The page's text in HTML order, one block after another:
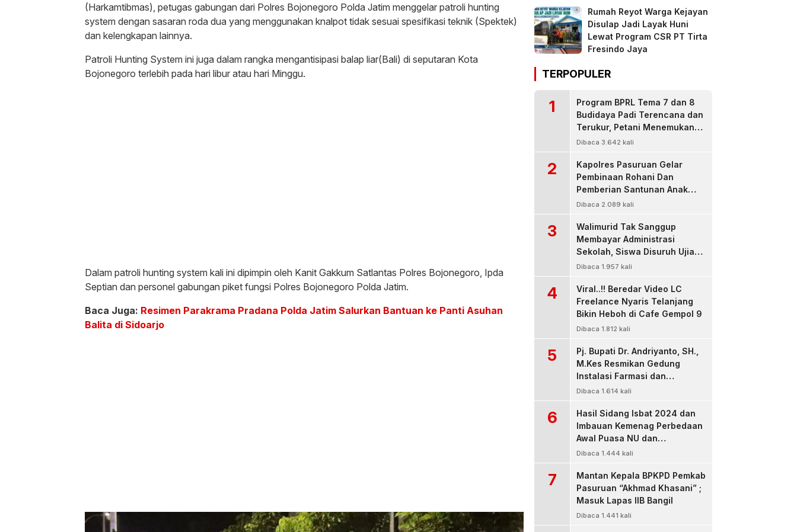
(Harkamtibmas), petugas gabungan dari Polres Bojonegoro Polda Jatim menggelar patroli hunting
system dengan sasaran roda dua yang menggunakan knalpot tidak sesuai spesifikasi teknik (Spektek)
dan kelengkapan lainnya.
Patroli Hunting System ini juga dalam rangka mengantisipasi balap liar(Bali) di seputaran Kota
Bojonegoro terlebih pada hari libur atau hari Minggu.
Dalam patroli hunting system kali ini dipimpin oleh Kanit Gakkum Satlantas Polres Bojonegoro, Ipda
Septian dan personel gabungan piket fungsi Polres Bojonegoro Polda Jatim.
Baca Juga: Resimen Parakrama Pradana Polda Jatim Salurkan Bantuan ke Panti Asuhan
Balita di Sidoarjo
Rumah Reyot Warga Kejayan
Disulap Jadi Layak Huni
Lewat Program CSR PT Tirta
Fresindo Jaya
TERPOPULER
1
Program BPRL Tema 7 dan 8
Budidaya Padi Terencana dan
Terukur, Petani Menemukan
Penanggulangan Hama
Dibaca 3.642 kali
2
Kapolres Pasuruan Gelar
Pembinaan Rohani Dan
Pemberian Santunan Anak
Yatim untuk Tingkatkan
Dibaca 2.089 kali
3
Walimurid Tak Sanggup
Membayar Administrasi
Sekolah, Siswa Disuruh Ujian
di Luar Kelas
Dibaca 1.957 kali
4
Viral..!! Beredar Video LC
Freelance Nyaris Telanjang
Bikin Heboh di Cafe Gempol 9
Dibaca 1.812 kali
5
Pj. Bupati Dr. Andriyanto, SH.,
M.Kes Resmikan Gedung
Instalasi Farmasi dan
Dropzone IGD, RSUD Bangil
Dibaca 1.614 kali
6
Hasil Sidang Isbat 2024 dan
Imbauan Kemenag Perbedaan
Awal Puasa NU dan
Muhamadiyah
Dibaca 1.444 kali
7
Mantan Kepala BPKPD Pemkab
Pasuruan “Akhmad Khasani” ;
Masuk Lapas IIB Bangil
Dibaca 1.441 kali